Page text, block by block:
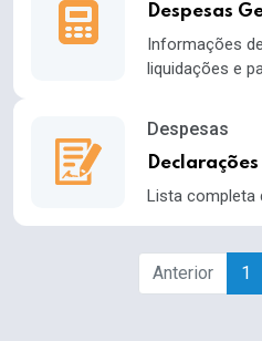
Despesas
Informações
liquidações e
Despesas
Lista completa
Anterior 1